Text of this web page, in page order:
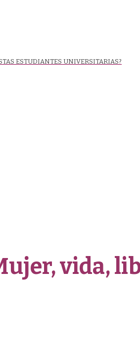
ESTUDIANTES UNIVERSITARIAS?
vida,